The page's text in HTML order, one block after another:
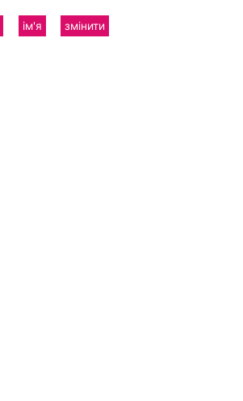
ім'я змінити